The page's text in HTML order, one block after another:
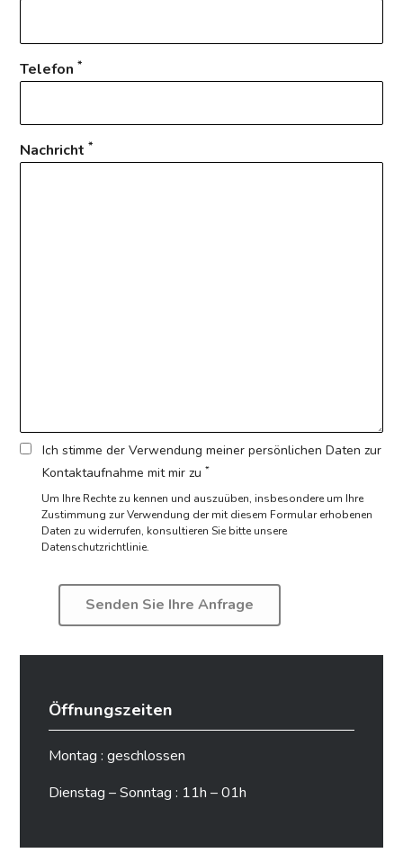
Telefon*
Nachricht*
Ich stimme der Verwendung meiner persönlichen Daten zur
Kontaktaufnahme mit mir zu *
Um Ihre Rechte zu kennen und auszuüben, insbesondere um Ihre
Zustimmung zur Verwendung der mit diesem Formular erhobenen
Daten zu widerrufen, konsultieren Sie bitte unsere
Datenschutzrichtlinie.
Öffnungszeiten
Montag : geschlossen
Dienstag – Sonntag : 11h – 01h